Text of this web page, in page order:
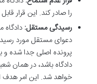
را صادر کند. این قرار
رسیدگی مستقل:
دعوای مستقل مورد
پرونده اصلی جدا شده
دادگاه باشد، در همان
خواهد شد. این امر هدف